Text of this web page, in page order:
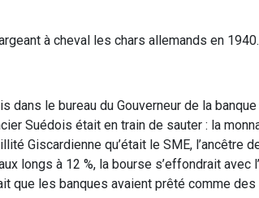
à cheval les chars allemands en 1940.
dans le bureau du Gouverneur de la
Suédois était en train de sauter : la
Giscardienne qu’était le SME, l’ancêtre
longs à 12 %, la bourse s’effondrait avec
que les banques avaient prêté comme